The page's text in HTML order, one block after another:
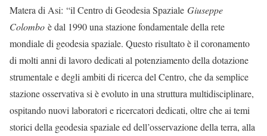
Matera di Asi: “il Centro di Geodesia Spaziale Giuseppe
Colombo è dal 1990 una stazione fondamentale della rete
mondiale di geodesia spaziale. Questo risultato è il coronamento
di molti anni di lavoro dedicati al potenziamento della dotazione
strumentale e degli ambiti di ricerca del Centro, che da semplice
stazione osservativa si è evoluto in una struttura multidisciplinare,
ospitando nuovi laboratori e ricercatori dedicati, oltre che ai temi
storici della geodesia spaziale ed dell’osservazione della terra, alla